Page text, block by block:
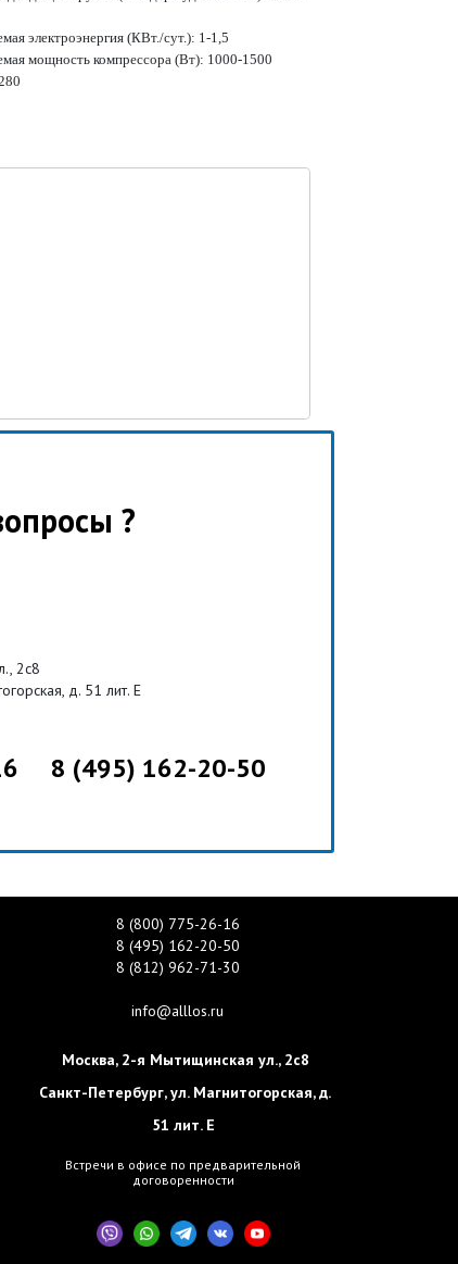
электроэнергия (КВт./сут.): 1-1,5
мощность компрессора (Вт): 1000-1500
?
2с8
д. 51 лит. Е
8 (495) 162-20-50
8 (800) 775-26-16
8 (495) 162-20-50
8 (812) 962-71-30
info@alllos.ru
Москва, 2-я Мытищинская ул., 2с8
Санкт-Петербург,ул. Магнитогорская, д.
51 лит. Е
Встречи в офисе по предварительной
договоренности